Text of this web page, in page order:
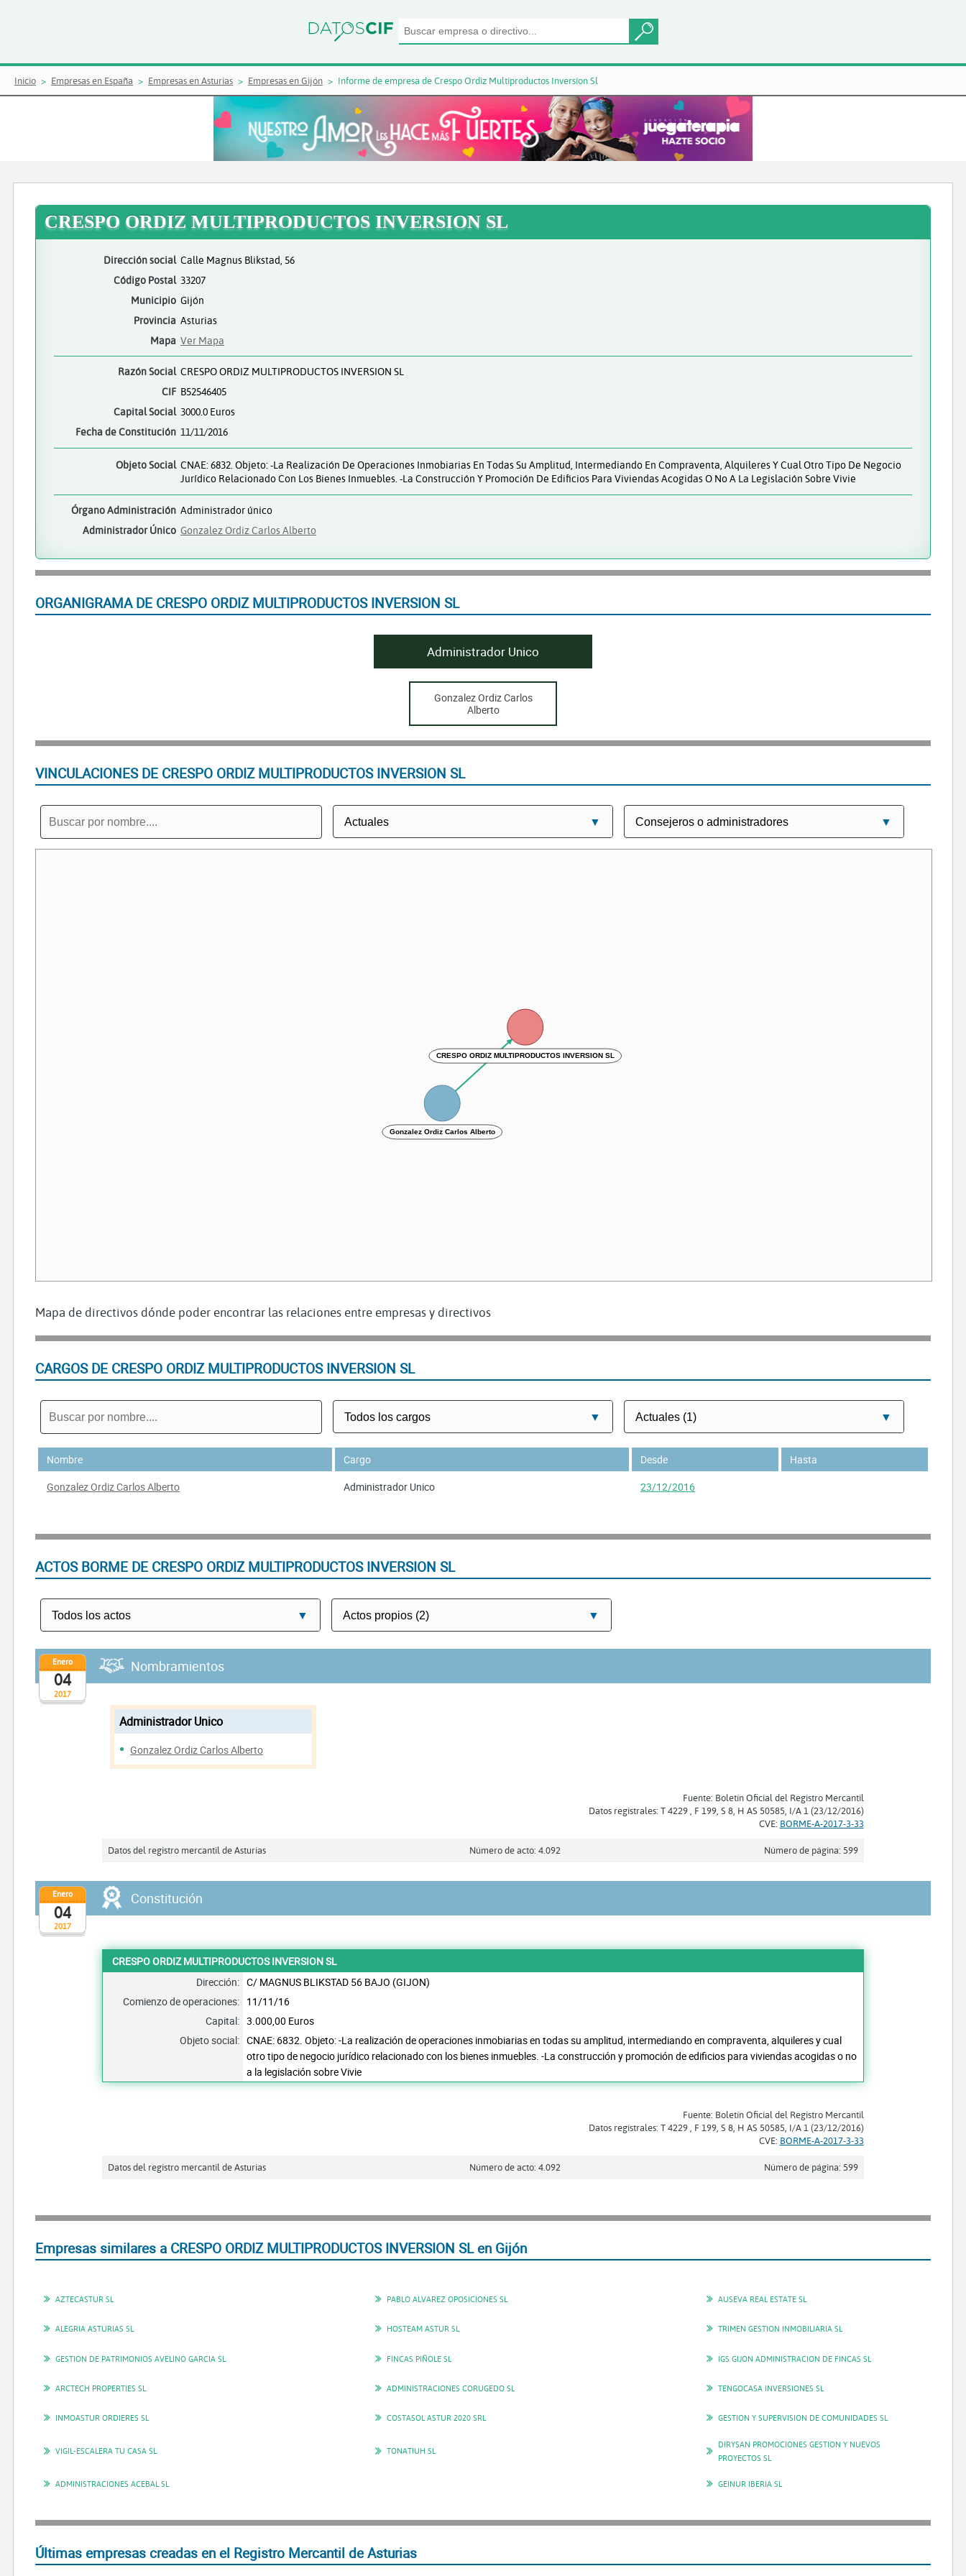
Inicio Empresas en España Empresas en Asturias Empresas en Gijón Informe de empresa de Crespo Ordiz Multiproductos Inversion Sl
CRESPO ORDIZ MULTIPRODUCTOS INVERSION SL
Dirección social Calle Magnus Blikstad, 56
Código Postal 33207
Municipio Gijón
Provincia Asturias
Mapa Ver Mapa
Razón Social CRESPO ORDIZ MULTIPRODUCTOS INVERSION SL
CIF B52546405
Capital Social 3000.0 Euros
Fecha de Constitución 11/11/2016
Objeto Social CNAE: 6832. Objeto: -La Realización De Operaciones Inmobiarias En Todas Su Amplitud, Intermediando En Compraventa, Alquileres Y Cual Otro Tipo De Negocio
Jurídico Relacionado Con Los Bienes Inmuebles. -La Construcción Y Promoción De Edificios Para Viviendas Acogidas O No A La Legislación Sobre Vivie
Órgano Administración Administrador único
Administrador Único Gonzalez Ordiz Carlos Alberto
ORGANIGRAMA DE CRESPO ORDIZ MULTIPRODUCTOS INVERSION SL
Administrador Unico
Gonzalez Ordiz Carlos
Alberto
VINCULACIONES DE CRESPO ORDIZ MULTIPRODUCTOS INVERSION SL
CRESPO ORDIZ MULTIPRODUCTOS INVERSION SL
Gonzalez Ordiz Carlos Alberto
Mapa de directivos dónde poder encontrar las relaciones entre empresas y directivos
CARGOS DE CRESPO ORDIZ MULTIPRODUCTOS INVERSION SL
Nombre Cargo Desde
Hasta
Gonzalez Ordiz Carlos Alberto
Administrador Unico 23/12/2016
ACTOS BORME DE CRESPO ORDIZ MULTIPRODUCTOS INVERSION SL
2017
Enero
04
Nombramientos
Administrador Unico
Gonzalez Ordiz Carlos Alberto
Fuente: Boletín Oficial del Registro Mercantil
Datos registrales: T 4229 , F 199, S 8, H AS 50585, I/A 1 (23/12/2016)
CVE: BORME-A-2017-3-33
Datos del registro mercantil de Asturias Número de acto: 4.092 Número de página: 599
2017
Enero
04
Constitución
CRESPO ORDIZ MULTIPRODUCTOS INVERSION SL
Dirección: C/ MAGNUS BLIKSTAD 56 BAJO (GIJON)
Comienzo de operaciones: 11/11/16
Capital: 3.000,00 Euros
Objeto social: CNAE: 6832. Objeto: -La realización de operaciones inmobiarias en todas su amplitud, intermediando en compraventa, alquileres y cual
otro tipo de negocio jurídico relacionado con los bienes inmuebles. -La construcción y promoción de edificios para viviendas acogidas o no
a la legislación sobre Vivie
Fuente: Boletín Oficial del Registro Mercantil
Datos registrales: T 4229 , F 199, S 8, H AS 50585, I/A 1 (23/12/2016)
CVE: BORME-A-2017-3-33
Datos del registro mercantil de Asturias Número de acto: 4.092 Número de página: 599
Empresas similares a CRESPO ORDIZ MULTIPRODUCTOS INVERSION SL en Gijón
AZTECASTUR SL PABLO ALVAREZ OPOSICIONES SL AUSEVA REAL ESTATE SL
ALEGRIA ASTURIAS SL HOSTEAM ASTUR SL TRIMEN GESTION INMOBILIARIA SL
GESTION DE PATRIMONIOS AVELINO GARCIA SL FINCAS PIÑOLE SL IGS GIJON ADMINISTRACION DE FINCAS SL
ARCTECH PROPERTIES SL ADMINISTRACIONES CORUGEDO SL TENGOCASA INVERSIONES SL
INMOASTUR ORDIERES SL COSTASOL ASTUR 2020 SRL GESTION Y SUPERVISION DE COMUNIDADES SL
VIGIL-ESCALERA TU CASA SL TONATIUH SL
DIRYSAN PROMOCIONES GESTION Y NUEVOS
PROYECTOS SL
ADMINISTRACIONES ACEBAL SL GEINUR IBERIA SL
Últimas empresas creadas en el Registro Mercantil de Asturias